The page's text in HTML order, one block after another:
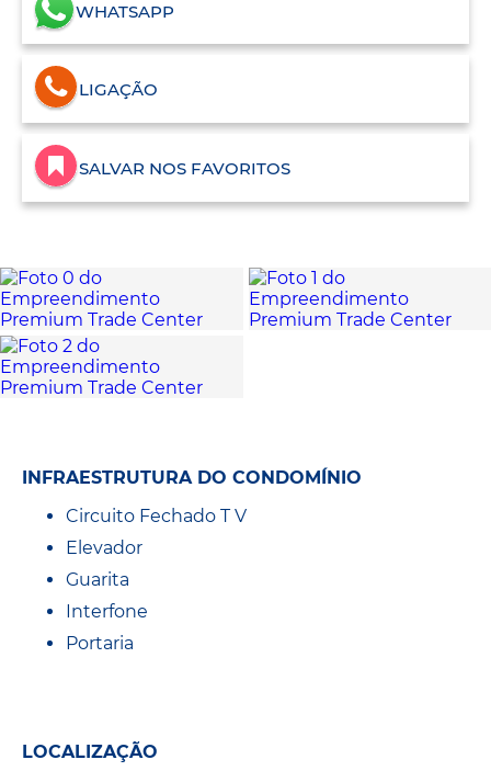
WHATSAPP
LIGAÇÃO
SALVAR NOS FAVORITOS
INFRAESTRUTURA DO CONDOMÍNIO
Circuito Fechado T V
Elevador
Guarita
Interfone
Portaria
LOCALIZAÇÃO